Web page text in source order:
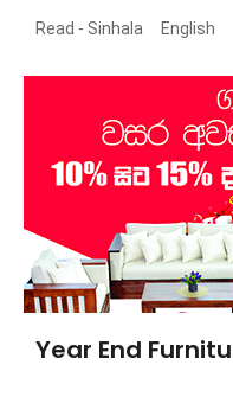
Read - Sinhala English
Year End